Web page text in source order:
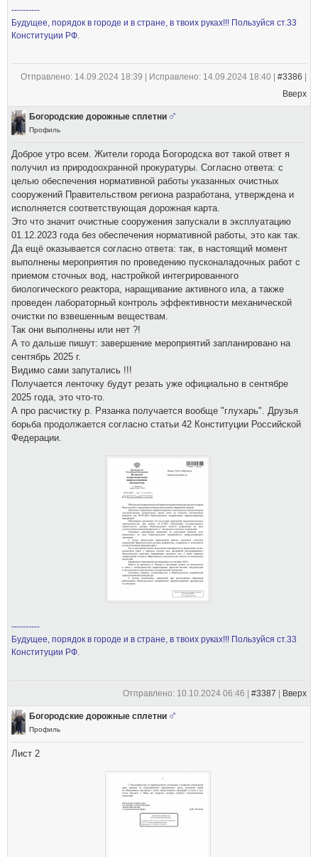
----------
Будущее, порядок в городе и в стране, в твоих руках!!! Пользуйся ст.33
Конституции РФ.
Отправлено: 14.09.2024 18:39 | Исправлено: 14.09.2024 18:40 | #3386
Вверх
Богородские дорожные сплетни
Профиль
Доброе утро всем. Жители города Богородска вот такой ответ я
получил из природоохранной прокуратуры. Согласно ответа: с
целью обеспечения нормативной работы указанных очистных
сооружений Правительством региона разработана, утверждена и
исполняется соответствующая дорожная карта.
Это что значит очистные сооружения запускали в эксплуатацию
01.12.2023 года без обеспечения нормативной работы, это как так.
Да ещё оказывается согласно ответа: так, в настоящий момент
выполнены мероприятия по проведению пусконаладочных работ с
приемом сточных вод, настройкой интегрированного
биологического реактора, наращивание активного ила, а также
проведен лабораторный контроль эффективности механической
очистки по взвешенным веществам.
Так они выполнены или нет ?!
А то дальше пишут: завершение мероприятий запланировано на
сентябрь 2025 г.
Видимо сами запутались !!!
Получается ленточку будут резать уже официально в сентябре
2025 года, это что-то.
А про расчистку р. Рязанка получается вообще "глухарь". Друзья
борьба продолжается согласно статьи 42 Конституции Российской
Федерации.
----------
Будущее, порядок в городе и в стране, в твоих руках!!! Пользуйся ст.33
Конституции РФ.
Отправлено: 10.10.2024 06:46 | #3387 Вверх
Богородские дорожные сплетни
Профиль
Лист 2